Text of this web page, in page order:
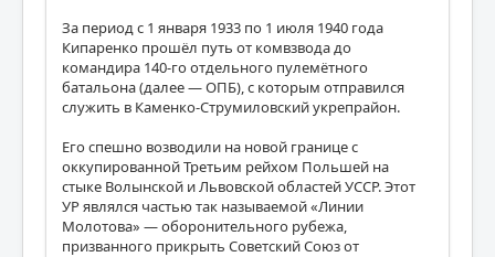
За период с 1 января 1933 по 1 июля 1940 года
Кипаренко прошёл путь от комвзвода до
командира 140-го отдельного пулемётного
батальона (далее — ОПБ), с которым отправился
служить в Каменко-Струмиловский укрепрайон.
Его спешно возводили на новой границе с
оккупированной Третьим рейхом Польшей на
стыке Волынской и Львовской областей УССР. Этот
УР являлся частью так называемой «Линии
Молотова» — оборонительного рубежа,
призванного прикрыть Советский Союз от